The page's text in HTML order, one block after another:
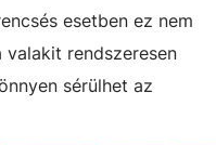
esetben ez nem
valakit rendszeresen
sérülhet az